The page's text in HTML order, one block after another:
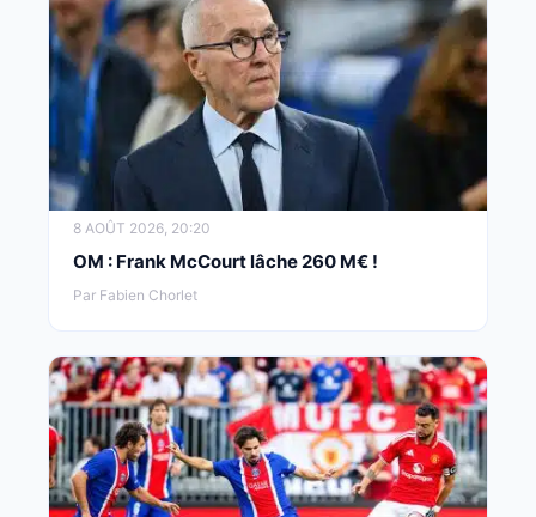
8 AOÛT 2026, 20:20
OM : Frank McCourt lâche 260 M€ !
Par Fabien Chorlet